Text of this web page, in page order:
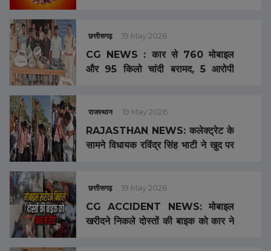
छत्तीसगढ़ 19 May 2026
CG NEWS : कार से 760 मोबाइल
और 95 किलो चांदी बरामद, 5 आरोपी
राजस्थान 19 May 2026
RAJASTHAN NEWS: कलेक्ट्रेट के
सामने विधायक रविंद्र सिंह भाटी ने खुद पर
छत्तीसगढ़ 19 May 2026
CG ACCIDENT NEWS: मोबाइल
खरीदने निकले दोस्तों की बाइक को कार ने